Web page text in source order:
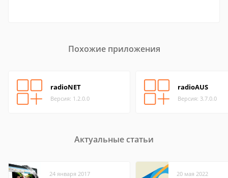
Похожие приложения
radioNET
Версия: 1.2.0.0
radioAUS
Версия: 3.7.0.0
Актуальные статьи
24 января 2017 20 мая 2022